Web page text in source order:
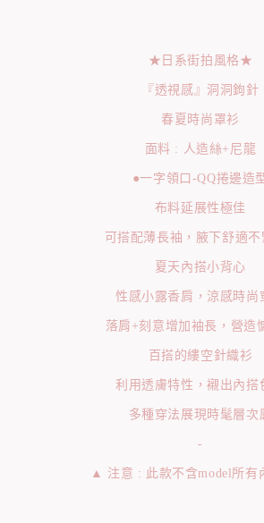
★日系街拍風格★
『透視感』洞洞鉤針
春夏時尚罩衫
面料 : 人造絲+尼龍
●一字領口-QQ捲邊造
布料延展性極佳
可搭配薄長袖，腋下舒適不
夏天內搭小背心
性感小露香肩，涼感時尚
落肩+刻意增加袖長，營造
百搭的縷空針織衫
利用透膚特性，襯出內搭
多種穿法展現時髦層次
-
▲ 注意 : 此款不含model所有